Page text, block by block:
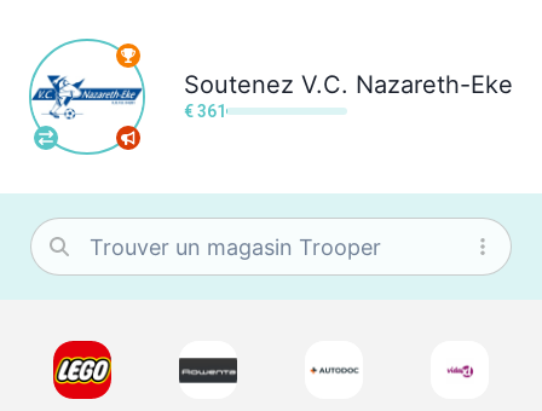
Soutenez V.C. Nazareth-Eke
€ 361